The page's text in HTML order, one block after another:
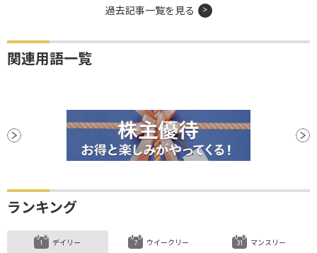
過去記事一覧を見る
関連用語一覧
ランキング
デイリー ウイークリー マンスリー